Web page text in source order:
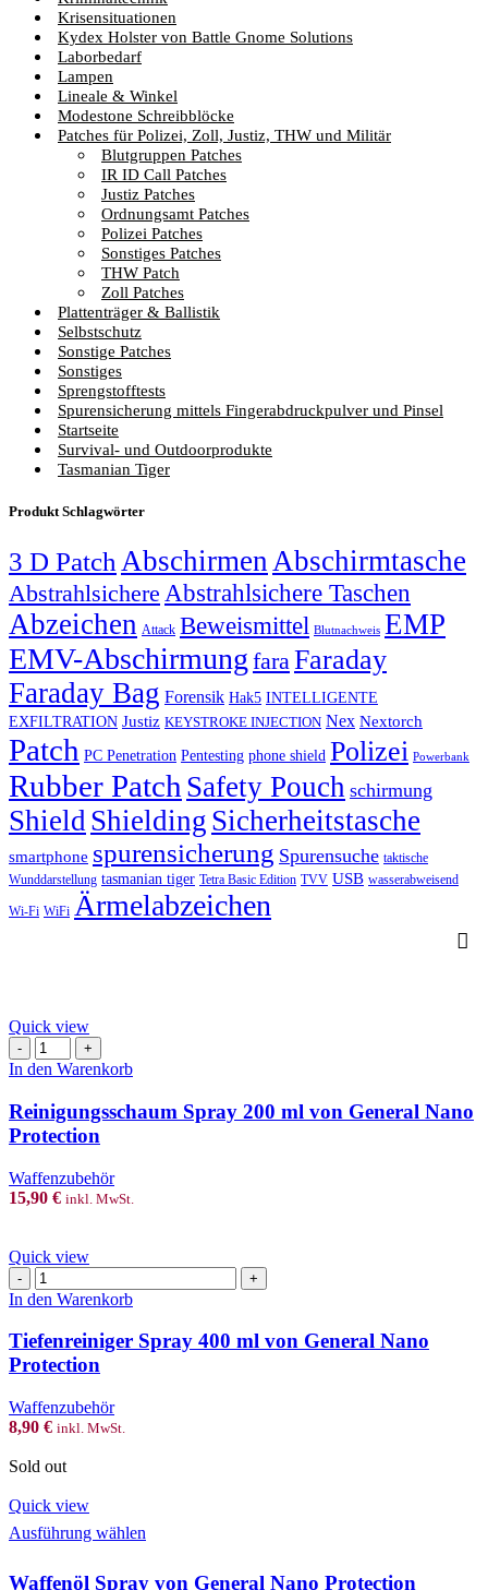
Krisensituationen
Kydex Holster von Battle Gnome Solutions
Laborbedarf
Lampen
Lineale & Winkel
Modestone Schreibblöcke
Patches für Polizei, Zoll, Justiz, THW und Militär
Blutgruppen Patches
IR ID Call Patches
Justiz Patches
Ordnungsamt Patches
Polizei Patches
Sonstiges Patches
THW Patch
Zoll Patches
Plattenträger & Ballistik
Selbstschutz
Sonstige Patches
Sonstiges
Sprengstofftests
Spurensicherung mittels Fingerabdruckpulver und Pinsel
Startseite
Survival- und Outdoorprodukte
Tasmanian Tiger
Produkt Schlagwörter
3 D Patch AbschirmenAbschirmtasche
Abstrahlsichere Abstrahlsichere Taschen
Abzeichen Attack Beweismittel Blutnachweis EMP
EMV-Abschirmung faraFaraday
Faraday Bag Forensik Hak5 INTELLIGENTE
EXFILTRATION Justiz KEYSTROKE INJECTION Nex Nextorch
Patch PC Penetration Pentesting phone shield Polizei Powerbank
Rubber Patch Safety Pouch schirmung
ShieldShielding Sicherheitstasche
smartphone spurensicherung Spurensuche taktische
Wunddarstellung tasmanian tiger Tetra Basic Edition TVV USB wasserabweisend
Wi-Fi WiFi Ärmelabzeichen
Quick view
Reinigungsschaum
Spray
ml
von
General
Protection
Menge
In den Warenkorb
Reinigungsschaum Spray 200 ml von General Nano
Protection
Waffenzubehör
15,90 € inkl. MwSt.
Quick view
Tiefenreiniger
Spray
ml
von
General
Protection
Menge
In den Warenkorb
Tiefenreiniger Spray 400 ml von General Nano
Protection
Waffenzubehör
8,90 € inkl. MwSt.
Sold out
Quick view
Ausführung wählen
product
multiple
Waffenöl Spray von General Nano Protection